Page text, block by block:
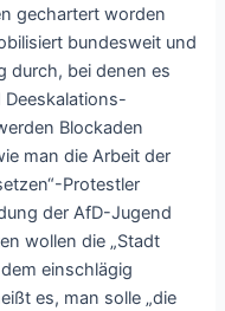
gechartert worden
bundesweit und
durch, bei denen es
Blockaden
man die Arbeit der
Protestler
der AfD-Jugend
wollen die „Stadt
einschlägig
es, man solle „die